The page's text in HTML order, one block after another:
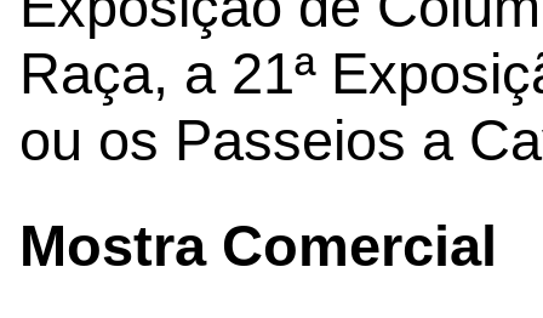
Raça, a 21ª
ou os Passeios a
Mostra Comercial